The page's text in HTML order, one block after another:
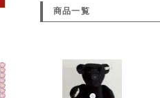
商品一覧